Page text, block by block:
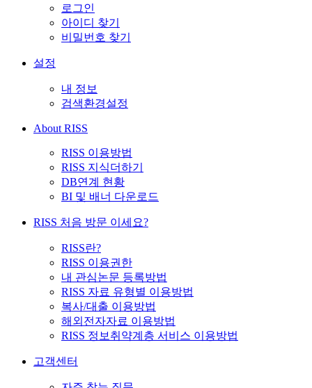
로그인
아이디 찾기
비밀번호 찾기
설정
내 정보
검색환경설정
About RISS
RISS 이용방법
RISS 지식더하기
DB연계 현황
BI 및 배너 다운로드
RISS 처음 방문 이세요?
RISS란?
RISS 이용권한
내 관심논문 등록방법
RISS 자료 유형별 이용방법
복사/대출 이용방법
해외전자자료 이용방법
RISS 정보취약계층 서비스 이용방법
고객센터